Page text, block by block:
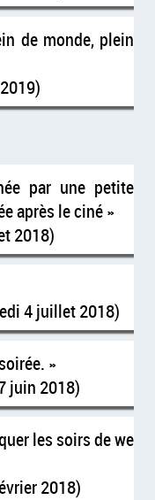
de monde, plein
par une petite
après le ciné
2018)
4 juillet 2018)
juin 2018)
les soirs de we
2018)